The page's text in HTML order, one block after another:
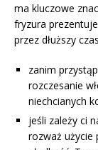
ma kluczowe
fryzura
przez dłuższy
zanim
rozczesanie
niechcianych
jeśli zależy ci
rozważ użycie